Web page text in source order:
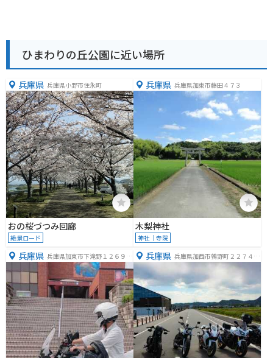
ひまわりの丘公園に近い場所
兵庫県 兵庫県小野市住永町
おの桜づつみ回廊
絶景ロード
兵庫県 兵庫県加東市藤田４７３
木梨神社
神社｜寺院
兵庫県 兵庫県加東市下滝野１２６９
兵庫県 兵庫県加西市鶉野町２２７４